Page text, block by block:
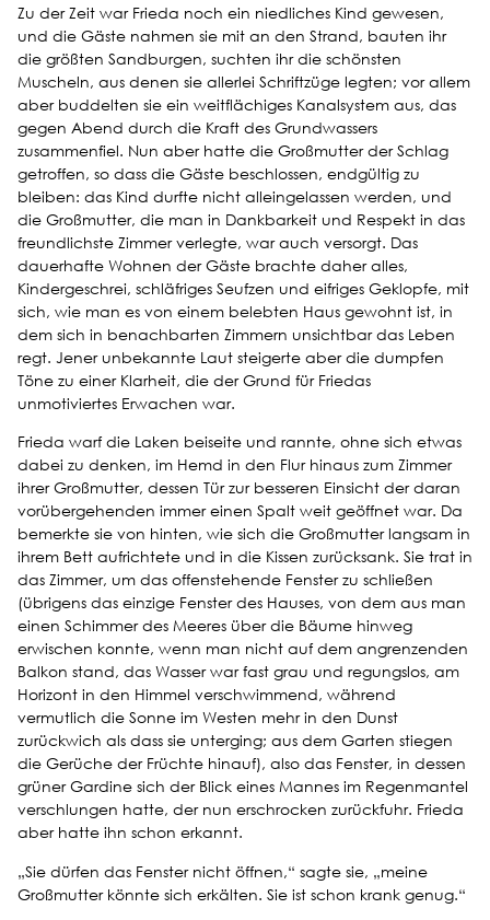
Zu der Zeit war Frieda noch ein niedliches Kind gewesen,
und die Gäste nahmen sie mit an den Strand, bauten ihr
die größten Sandburgen, suchten ihr die schönsten
Muscheln, aus denen sie allerlei Schriftzüge legten; vor allem
aber buddelten sie ein weitflächiges Kanalsystem aus, das
gegen Abend durch die Kraft des Grundwassers
zusammenfiel. Nun aber hatte die Großmutter der Schlag
getroffen, so dass die Gäste beschlossen, endgültig zu
bleiben: das Kind durfte nicht alleingelassen werden, und
die Großmutter, die man in Dankbarkeit und Respekt in das
freundlichste Zimmer verlegte, war auch versorgt. Das
dauerhafte Wohnen der Gäste brachte daher alles,
Kindergeschrei, schläfriges Seufzen und eifriges Geklopfe, mit
sich, wie man es von einem belebten Haus gewohnt ist, in
dem sich in benachbarten Zimmern unsichtbar das Leben
regt. Jener unbekannte Laut steigerte aber die dumpfen
Töne zu einer Klarheit, die der Grund für Friedas
unmotiviertes Erwachen war.
Frieda warf die Laken beiseite und rannte, ohne sich etwas
dabei zu denken, im Hemd in den Flur hinaus zum Zimmer
ihrer Großmutter, dessen Tür zur besseren Einsicht der daran
vorübergehenden immer einen Spalt weit geöffnet war. Da
bemerkte sie von hinten, wie sich die Großmutter langsam in
ihrem Bett aufrichtete und in die Kissen zurücksank. Sie trat in
das Zimmer, um das offenstehende Fenster zu schließen
(übrigens das einzige Fenster des Hauses, von dem aus man
einen Schimmer des Meeres über die Bäume hinweg
erwischen konnte, wenn man nicht auf dem angrenzenden
Balkon stand, das Wasser war fast grau und regungslos, am
Horizont in den Himmel verschwimmend, während
vermutlich die Sonne im Westen mehr in den Dunst
zurückwich als dass sie unterging; aus dem Garten stiegen
die Gerüche der Früchte hinauf), also das Fenster, in dessen
grüner Gardine sich der Blick eines Mannes im Regenmantel
verschlungen hatte, der nun erschrocken zurückfuhr. Frieda
aber hatte ihn schon erkannt.
„Sie dürfen das Fenster nicht öffnen,“ sagte sie, „meine
Großmutter könnte sich erkälten. Sie ist schon krank genug.“